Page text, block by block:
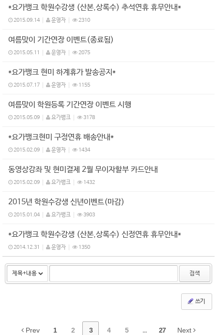
*요가뱅크 학원수강생 (산본,상록수) 추석연휴 휴무안내*
2015.09.14 운영자 2310
여름맞이 기간연장 이벤트(종료됨)
2015.05.11 운영자 2075
*요가뱅크 현미 하계휴가 발송공지*
2015.07.17 운영자 1155
여름맞이 학원등록 기간연장 이벤트 시행
2015.05.09 요가뱅크 3178
*요가뱅크현미 구정연휴 배송안내*
2015.02.09 운영자 1434
동영상강좌 및 현미결제 2월 무이자할부 카드안내
2015.02.09 요가뱅크 1432
2015년 학원수강생 신년이벤트(마감)
2015.01.04 요가뱅크 3903
*요가뱅크 학원수강생 (산본,상록수) 신정연휴 휴무안내*
2014.12.31 운영자 1350
검색
쓰기
Prev 1 2 3 4 5 ... 27 Next